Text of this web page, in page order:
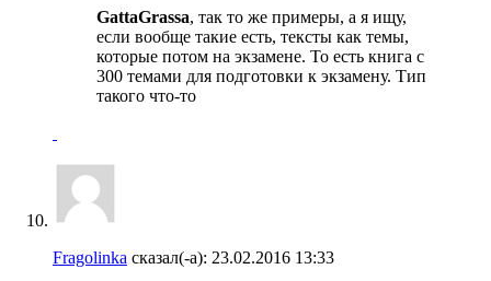
GattaGrassa, так то же примеры, а я ищу,
если вообще такие есть, тексты как темы,
которые потом на экзамене. То есть книга с
300 темами для подготовки к экзамену. Тип
такого что-то
Fragolinka сказал(-а): 23.02.2016 13:33